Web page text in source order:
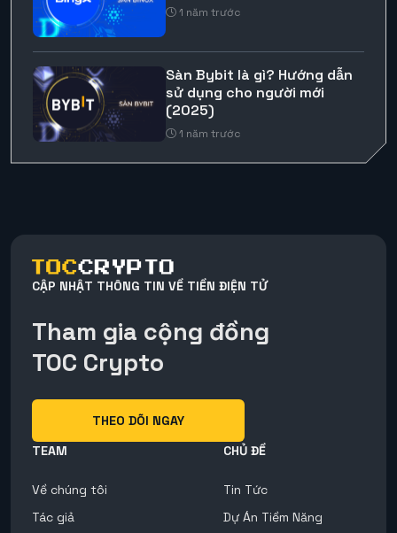
1 năm trước
Sàn Bybit là gì? Hướng dẫn
sử dụng cho người mới
(2025)
1 năm trước
CẬP NHẬT THÔNG TIN VỀ TIỀN ĐIỆN TỬ
Tham gia cộng đồng
TOC Crypto
THEO DÕI NGAY
TEAM
Về chúng tôi
Tác giả
CHỦ ĐỀ
Tin Tức
Dự Án Tiềm Năng